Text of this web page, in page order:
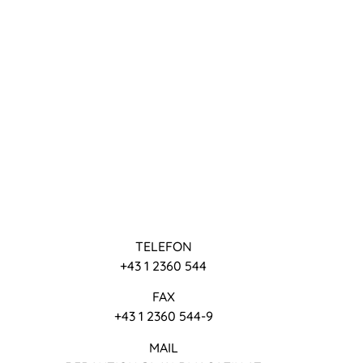
TELEFON
+43 1 2360 544
FAX
+43 1 2360 544-9
MAIL